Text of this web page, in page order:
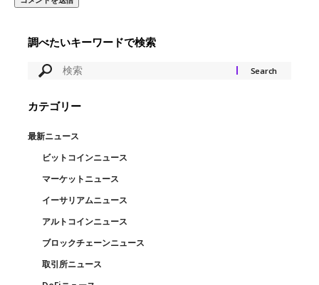
調べたいキーワードで検索
カテゴリー
最新ニュース
ビットコインニュース
マーケットニュース
イーサリアムニュース
アルトコインニュース
ブロックチェーンニュース
取引所ニュース